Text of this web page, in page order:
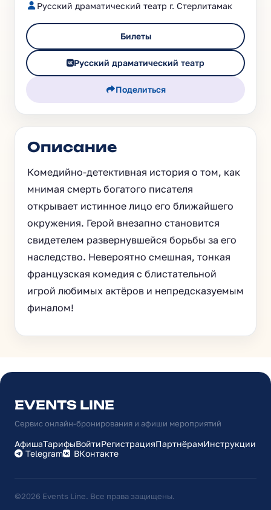
Русский драматический театр г. Стерлитамак
Билеты
Русский драматический театр
Поделиться
Описание
Комедийно-детективная история о том, как
мнимая смерть богатого писателя
открывает истинное лицо его ближайшего
окружения. Герой внезапно становится
свидетелем развернувшейся борьбы за его
наследство. Невероятно смешная, тонкая
французская комедия с блистательной
игрой любимых актёров и непредсказуемым
финалом!
EVENTS LINE
Сервис онлайн-бронирования и афиши мероприятий
АфишаТарифыВойтиРегистрацияПартнёрамИнструкции
Telegram
ВКонтакте
©2026 Events Line. Все права защищены.